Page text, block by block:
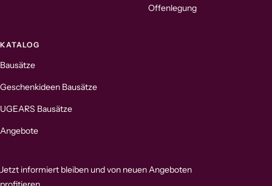
Offenlegung
KATALOG
Bausätze
Geschenkideen Bausätze
UGEARS Bausätze
Angebote
Jetzt informiert bleiben und von neuen Angeboten